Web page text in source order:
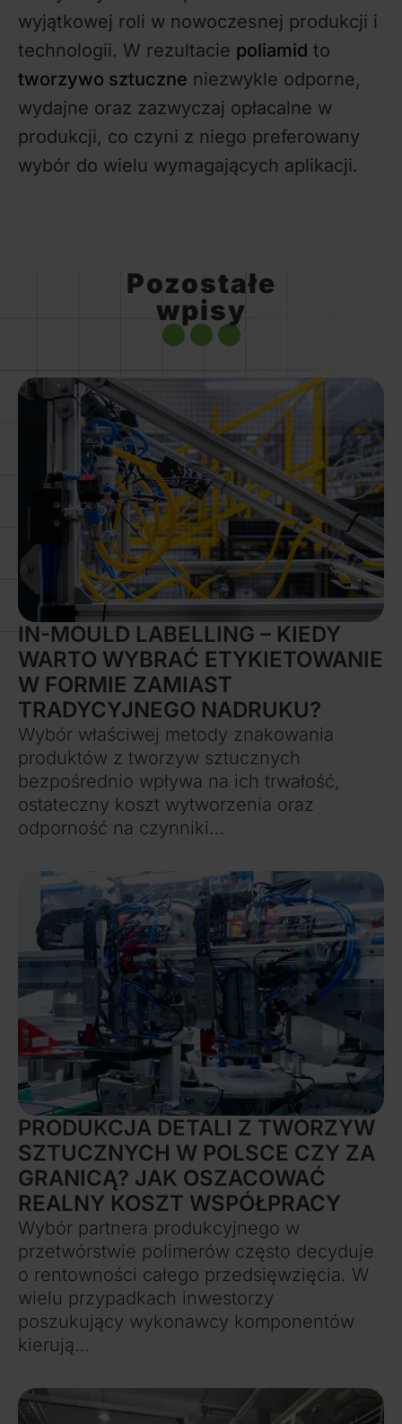
wyjątkowej roli w nowoczesnej produkcji i
technologii. W rezultacie poliamid to
tworzywo sztuczne niezwykle odporne,
wydajne oraz zazwyczaj opłacalne w
produkcji, co czyni z niego preferowany
wybór do wielu wymagających aplikacji.
Pozostałe
wpisy
IN-MOULD LABELLING – KIEDY
WARTO WYBRAĆ ETYKIETOWANIE
W FORMIE ZAMIAST
TRADYCYJNEGO NADRUKU?
Wybór właściwej metody znakowania
produktów z tworzyw sztucznych
bezpośrednio wpływa na ich trwałość,
ostateczny koszt wytworzenia oraz
odporność na czynniki…
Więcej
PRODUKCJA DETALI Z TWORZYW
SZTUCZNYCH W POLSCE CZY ZA
GRANICĄ? JAK OSZACOWAĆ
REALNY KOSZT WSPÓŁPRACY
Wybór partnera produkcyjnego w
przetwórstwie polimerów często decyduje
o rentowności całego przedsięwzięcia. W
wielu przypadkach inwestorzy
poszukujący wykonawcy komponentów
kierują…
Więcej